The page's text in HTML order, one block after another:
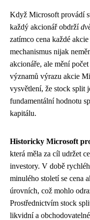
Když Microsoft provádí
každý akcionář obdrží
zatímco cena každé
mechanismus nijak
akcionáře, ale mění
významů výrazu akcie
vysvětlení, že stock split
fundamentální hodnotu
kapitálu.
Historicky Microsoft
která měla za cíl udržet
investory. V době
minulého století se cena
úrovních, což mohlo
Prostřednictvím stock
likvidní a